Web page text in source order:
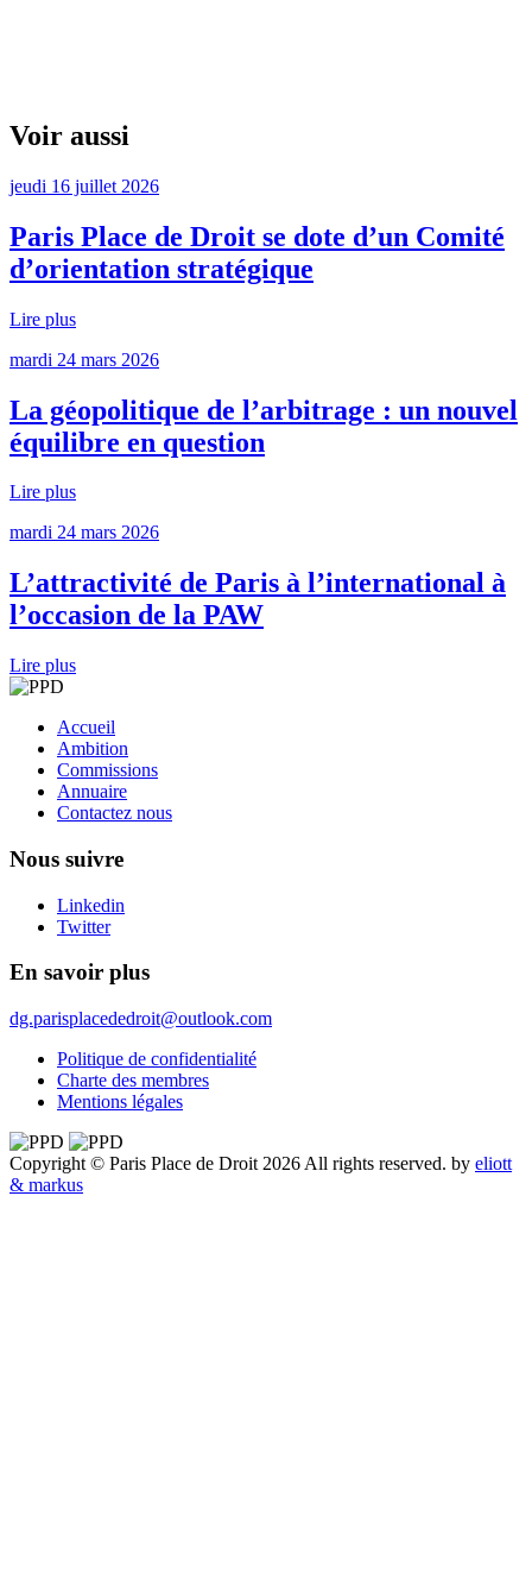
Voir aussi
jeudi 16 juillet 2026
Paris Place de Droit se dote d’un Comité
d’orientation stratégique
Lire plus
mardi 24 mars 2026
La géopolitique de l’arbitrage : un nouvel
équilibre en question
Lire plus
mardi 24 mars 2026
L’attractivité de Paris à l’international à
l’occasion de la PAW
Lire plus
Accueil
Ambition
Commissions
Annuaire
Contactez nous
Nous suivre
Linkedin
Twitter
En savoir plus
dg.parisplacededroit@outlook.com
Politique de confidentialité
Charte des membres
Mentions légales
Copyright © Paris Place de Droit 2026 All rights reserved. by eliott
& markus